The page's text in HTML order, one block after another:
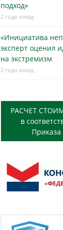
подход»
2 года назад
«Инициатива
эксперт оценил
на экстремизм
2 года назад
РАСЧЕТ
в